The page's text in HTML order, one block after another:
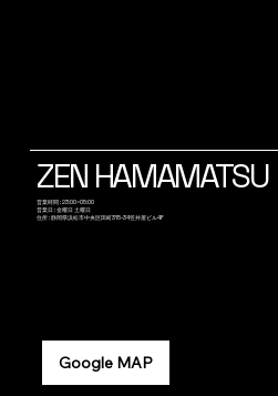
Google MAP
ZEN HAMAMATSU
​営業時間 : 23:00~05:00
営業日 : 金曜日 土曜日
​住所 : 静岡県浜松市中央区田町315-34笠井屋ビル4F